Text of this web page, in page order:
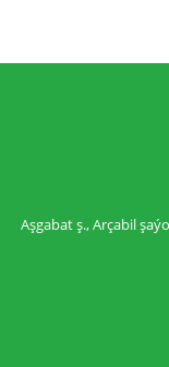
Aşgabat ş., Arçabil